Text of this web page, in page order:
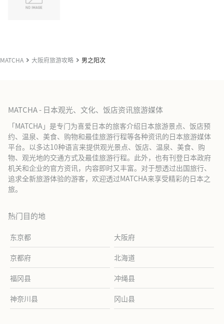
MATCHA 大阪府旅游攻略 男之阳次
MATCHA - 日本观光、文化、饭店资讯旅游媒体
「MATCHA」是专门为喜爱日本的旅客介绍日本旅游景点、饭店预
约、温泉、美食、购物和最佳旅游行程等各种资讯的日本旅游媒体
平台。以多达10种语言来提供观光景点、饭店、温泉、美食、购
物、观光地的交通方式及最佳旅游行程。此外，也有刊登日本政府
机关和企业的官方资讯，内容即时又丰富。对于想透过出国旅行、
追求全新旅游体验的游客，欢迎透过MATCHA来享受精彩的日本之
旅。
热门目的地
东京都 大阪府
京都府 北海道
福冈县 冲绳县
神奈川县 冈山县